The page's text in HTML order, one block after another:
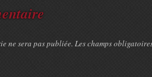
ne sera pas publiée. Les champs